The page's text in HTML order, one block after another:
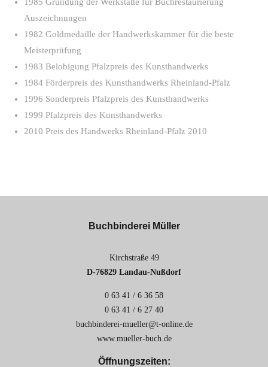
Auszeichnungen
1982 Goldmedaille der Handwerkskammer für die beste
Meisterprüfung
1983 Belobigung Pfalzpreis des Kunsthandwerks
1984 Förderpreis des Kunsthandwerks Rheinland-Pfalz
1996 Sonderpreis Pfalzpreis des Kunsthandwerks
1999 Pfalzpreis des Kunsthandwerks
2010 Preis des Handwerks Rheinland-Pfalz 2010
Buchbinderei Müller
Kirchstraße 49
D-76829 Landau-Nußdorf
0 63 41 / 6 36 58
0 63 41 / 6 27 40
buchbinderei-mueller@t-online.de
www.mueller-buch.de
Öffnungszeiten: